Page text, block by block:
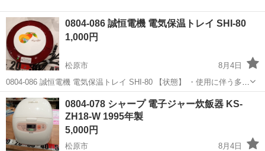
0804-086 誠恒電機 電気保温トレイ SHI-80
1,000円
松原市
8月4日
0804-086 誠恒電機 電気保温トレイ SHI-80 【状態】 ・使用に伴う多少
のスレ、キズ、落としきれない汚れなどございます ・詳細は現地でご
確認ください ・お値引きは出来かねますのでご了承願います ...
大阪 松原市 電機
0804-078 シャープ 電子ジャー炊飯器 KS-
ZH18-W 1995年製
5,000円
松原市
8月4日